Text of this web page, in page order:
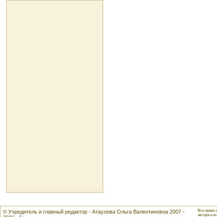
© Учредитель и главный редактор - Атаулова Ольга Валентиновна 2007 -
Все права
автора и